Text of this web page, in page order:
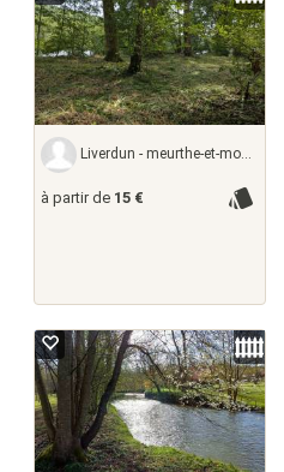
Liverdun - meurthe-et-moselle,
à partir de 15 €